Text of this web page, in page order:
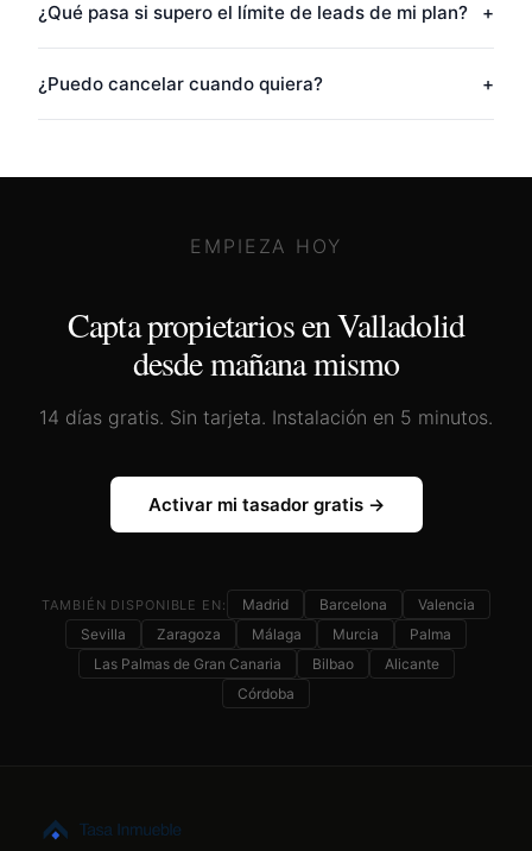
¿Qué pasa si supero el límite de leads de mi plan? +
¿Puedo cancelar cuando quiera? +
EMPIEZA HOY
Capta propietarios enValladolid
desde mañana mismo
14 días gratis. Sin tarjeta. Instalación en 5 minutos.
Activar mi tasador gratis →
TAMBIÉN DISPONIBLE EN: Madrid Barcelona
Valencia
Sevilla
Zaragoza Málaga Murcia
Palma
Las Palmas de Gran Canaria
Bilbao
Alicante
Córdoba